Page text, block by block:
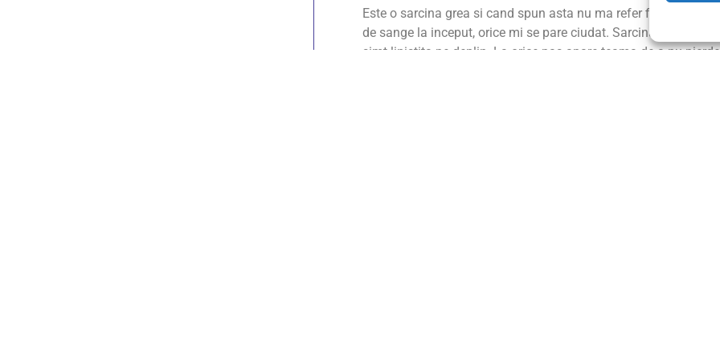
Este o sarcina grea si cand spun asta nu ma refer fizic, insa
de sange la inceput, orice mi se pare ciudat. Sarcina
simt linistita pe deplin. La orice pas apare teama de a nu